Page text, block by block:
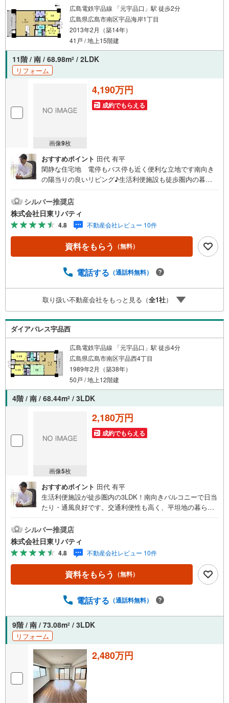
広島電鉄宇品線 「元宇品口」駅 徒歩2分
広島県広島市南区宇品海岸1丁目
2013年2月（築14年）
41戸 / 地上15階建
11階 / 南 / 68.98m2 / 2LDK
リフォーム
画像9枚
4,190万円
成約でもらえる
おすすめポイント 田代 有平
閑静な住宅地 電停もバス停も近く便利な立地です南向き
の陽当りの良いリビング♪生活利便施設も徒歩圏内の暮ら
東リバティへ!!チラシやネット広告に載っていない物件もご
紹介できます。広島市内はもちろん廿日市から呉・東広島
まで6000物件の豊富な情報量!!「実際に自分自身が住む家
を見て納得して買いたい」広告では分かり難い物件の長所
や短所を現地でご確認できます。お気軽にお問い合わせ下
さい。TV電話やLINE等でオンライン案内も可能です。お気
に」をモットーに、創業以来多くのお客様に信頼と信用を
ができました。「人と人、心と心」これからもこの精神を
大切に、お客様へのサポートをさせて頂きます。株式会社
日東リバティ〒732-0818広島市南区段原日出2丁目2-22-2F
シルバー推奨店
株式会社日東リバティ
4.8 不動産会社レビュー 10件
資料をもらう （無料）
電話する （通話料無料）
取り扱い不動産会社をもっと見る（全1社）
ダイアパレス宇品西
広島電鉄宇品線 「元宇品口」駅 徒歩4分
広島県広島市南区宇品西4丁目
1989年2月（築38年）
50戸 / 地上12階建
4階 / 南 / 68.44m2 / 3LDK
画像5枚
2,180万円
成約でもらえる
おすすめポイント 田代 有平
生活利便施設が徒歩圏内の3LDK！南向きバルコニーで日当
たり・通風良好です。交通利便性も高く、平坦地の暮らし
東リバティへ!!チラシやネット広告に載っていない物件もご
紹介できます。広島市内はもちろん廿日市から呉・東広島
まで6000物件の豊富な情報量!!「実際に自分自身が住む家
を見て納得して買いたい」広告では分かり難い物件の長所
や短所を現地でご確認できます。お気軽にお問い合わせ下
さい。TV電話やLINE等でオンライン案内も可能です。お気
に」をモットーに、創業以来多くのお客様に信頼と信用を
ができました。「人と人、心と心」これからもこの精神を
大切に、お客様へのサポートをさせて頂きます。株式会社
日東リバティ〒732-0818広島市南区段原日出2丁目2-22-2F
シルバー推奨店
株式会社日東リバティ
4.8 不動産会社レビュー 10件
資料をもらう （無料）
電話する （通話料無料）
9階 / 南 / 73.08m2 / 3LDK
リフォーム
2,480万円